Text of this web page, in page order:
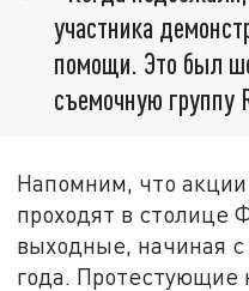
участника
помощи. Это был
съемочную группу
Напомним, что
проходят в столице
выходные, начиная
года. Протестующие